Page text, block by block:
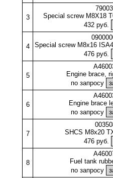
3
Special screw M8X18
432 руб.
4
Special screw M8x16
476 руб.
5
Engine brace,
по запросу
6
Engine brace
по запросу
7
SHCS M8x20
476 руб.
8
Fuel tank
по запросу